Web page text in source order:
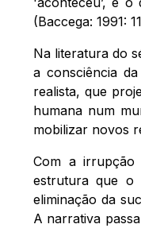
(Baccega: 1991:
Na literatura do
a consciência
realista, que
humana num
mobilizar novos
Com a irrupção
estrutura que o
eliminação da
A narrativa